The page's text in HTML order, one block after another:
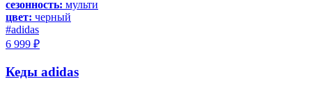
сезонность: мульти
цвет: черный
#adidas
6 999 ₽
Кеды adidas